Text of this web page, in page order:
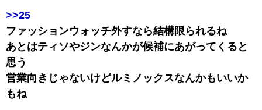
>>25
ファッションウォッチ外すなら結構限られるね
あとはティソやジンなんかが候補にあがってくると
思う
営業向きじゃないけどルミノックスなんかもいいか
もね